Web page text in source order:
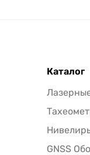
Каталог
GNSS